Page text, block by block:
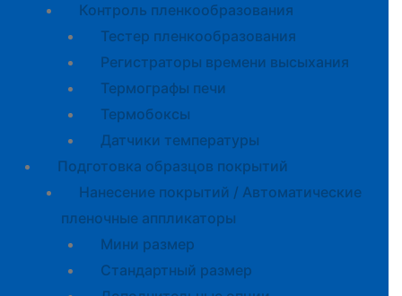
Контроль пленкообразования
Тестер пленкообразования
Регистраторы времени высыхания
Термографы печи
Термобоксы
Датчики температуры
Подготовка образцов покрытий
Нанесение покрытий / Автоматические
пленочные аппликаторы
Мини размер
Стандартный размер